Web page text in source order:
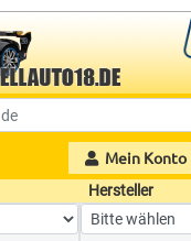
Mein Konto
Hersteller